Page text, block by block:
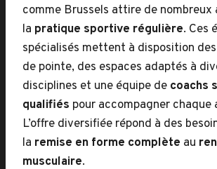
comme Brussels attire de nombreux
la pratique sportive régulière. Ces
spécialisés mettent à disposition
de pointe, des espaces adaptés à
disciplines et une équipe de coachs
qualifiés pour accompagner chaque
L’offre diversifiée répond à des
la remise en forme complète au
musculaire.